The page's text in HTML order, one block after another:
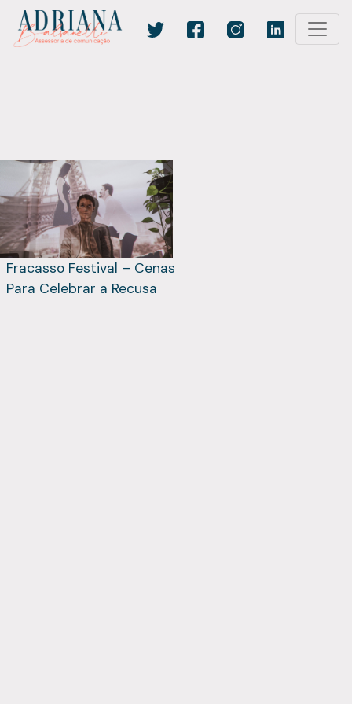
Fracasso Festival – Cenas
Para Celebrar a Recusa